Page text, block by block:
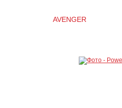
AVENGER